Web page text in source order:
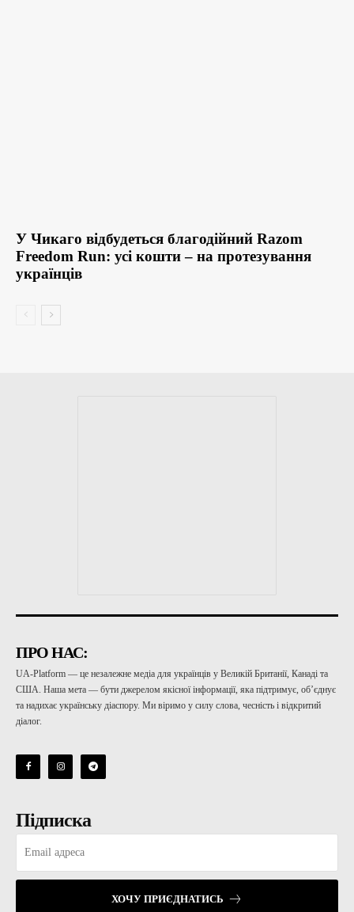
У Чикаго відбудеться благодійний Razom
Freedom Run: усі кошти – на протезування
українців
ПРО НАС:
UA-Platform — це незалежне медіа для українців у Великій Британії, Канаді та
США. Наша мета — бути джерелом якісної інформації, яка підтримує, об’єднує
та надихає українську діаспору. Ми віримо у силу слова, чесність і відкритий
діалог.
Підписка
ХОЧУ ПРИЄДНАТИСЬ